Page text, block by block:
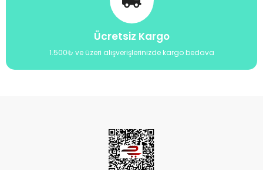
Ücretsiz Kargo
1.500₺ ve üzeri alışverişlerinizde kargo bedava